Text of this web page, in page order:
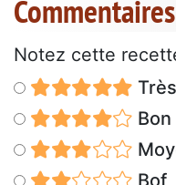
Commentaires
Notez cette
Bon